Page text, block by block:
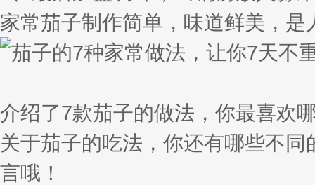
家常茄子制作简单，味道鲜美，
介绍了7款茄子的做法，你最喜欢
关于茄子的吃法，你还有哪些不
言哦！